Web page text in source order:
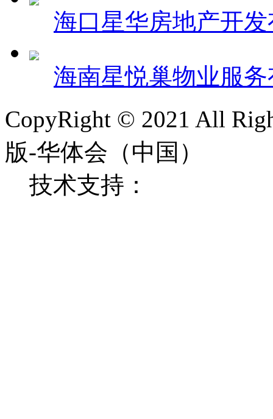
海口星华房地产开
海南星悦巢物业服
CopyRight © 2021 All
版-华体会（中国）
技术支持：